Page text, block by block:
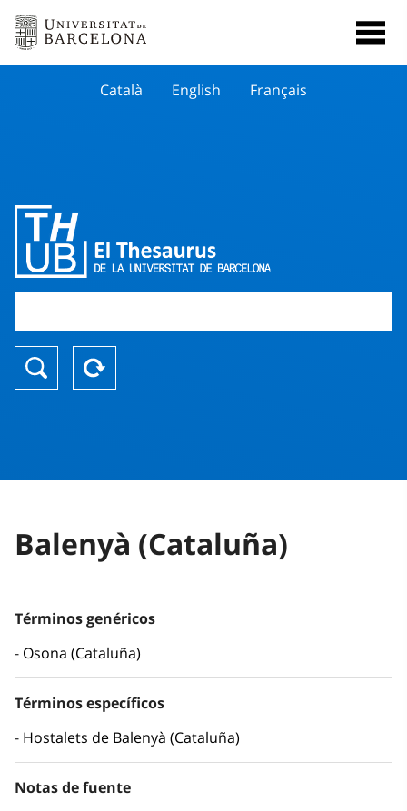
Català English Français
Balenyà (Cataluña)
Términos genéricos
Osona (Cataluña)
Términos específicos
Hostalets de Balenyà (Cataluña)
Notas de fuente